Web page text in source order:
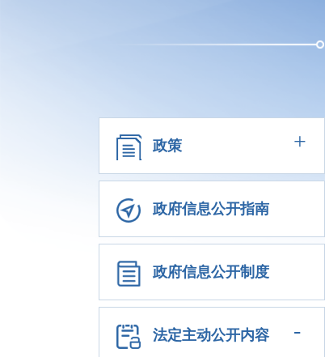
政策 +
政府信息公开指南
政府信息公开制度
法定主动公开内容 -